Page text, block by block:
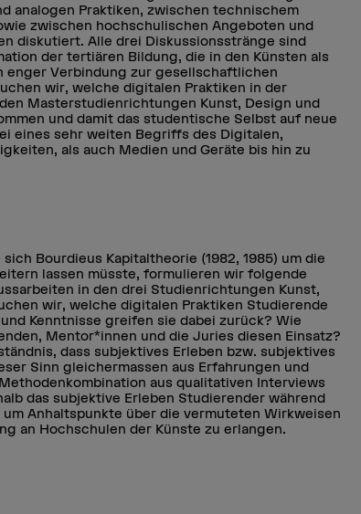
analogen Praktiken, zwischen technischem
zwischen hochschulischen Angeboten und
diskutiert. Alle drei Diskussionsstränge sind
der tertiären Bildung, die in den Künsten als
enger Verbindung zur gesellschaftlichen
wir, welche digitalen Praktiken in der
Masterstudienrichtungen Kunst, Design und
und damit das studentische Selbst auf neue
eines sehr weiten Begriffs des Digitalen,
als auch Medien und Geräte bis hin zu
Bourdieus Kapitaltheorie (1982, 1985) um die
lassen müsste, formulieren wir folgende
in den drei Studienrichtungen Kunst,
wir, welche digitalen Praktiken Studierende
Kenntnisse greifen sie dabei zurück? Wie
Mentor*innen und die Juries diesen Einsatz?
dass subjektives Erleben bzw. subjektives
Sinn gleichermassen aus Erfahrungen und
aus qualitativen Interviews
das subjektive Erleben Studierender während
Anhaltspunkte über die vermuteten Wirkweisen
an Hochschulen der Künste zu erlangen.